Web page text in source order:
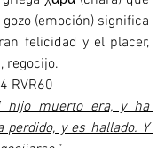
(emoción) significa
felicidad y el placer,
regocijo.
RVR60
hijo muerto era, y ha
perdido, y es hallado. Y